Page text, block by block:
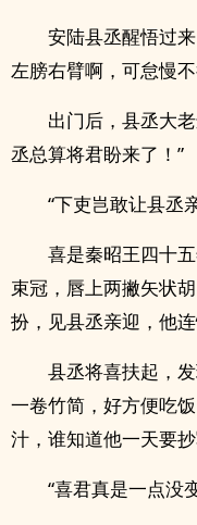
安陆县丞醒悟过
左膀右臂啊，可怠慢不
出门后，县丞大
丞总算将君盼来了！”
“下吏岂敢让县丞
喜是秦昭王四十
束冠，唇上两撇矢状
扮，见县丞亲迎，他
县丞将喜扶起，
一卷竹简，好方便吃
汁，谁知道他一天要
“喜君真是一点没